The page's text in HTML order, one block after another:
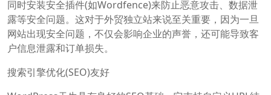
同时安装安全插件(如Wordfence)来防止恶意攻击、数据泄
露等安全问题。这对于外贸独立站来说至关重要，因为一旦
网站出现安全问题，不仅会影响企业的声誉，还可能导致客
户信息泄露和订单损失。
搜索引擎优化(SEO)友好